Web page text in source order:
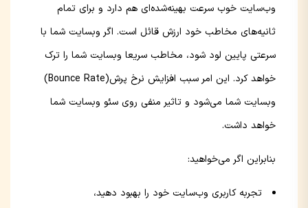
وب‌سایت خوب سرعت بهینه‌شده‌ای هم دارد و برای تمام
ثانیه‌های مخاطب خود ارزش قائل است. اگر وبسایت شما با
سرعتی پایین لود شود‌، مخاطب سریعا وبسایت شما را ترک
خواهد کرد. این امر سبب افزایش نرخ پرش‌(Bounce Rate)
وبسایت شما می‌شود و تاثیر منفی روی سئو وبسایت شما
خواهد داشت.
بنابراین اگر می‌خواهید:
تجربه کاربری وب‌سایت خود را بهبود دهید،